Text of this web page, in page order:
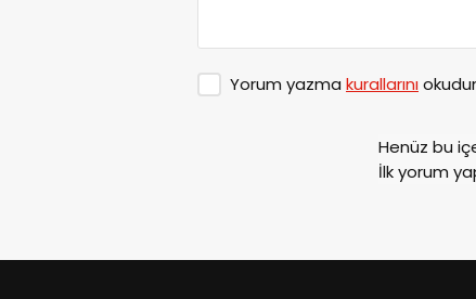
Yorum yazma kurallarını
Henüz bu
İlk yorum